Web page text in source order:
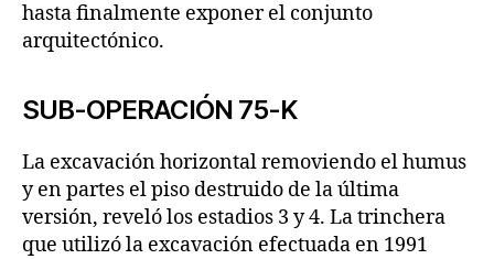
hasta finalmente exponer el conjunto
arquitectónico.
SUB-OPERACIÓN 75-K
La excavación horizontal removiendo el humus
y en partes el piso destruido de la última
versión, reveló los estadios 3 y 4. La trinchera
que utilizó la excavación efectuada en 1991